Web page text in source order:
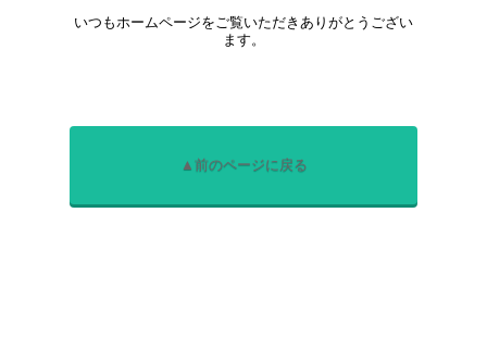
いつもホームページをご覧いただきありがとうござい
ます。
▲前のページに戻る